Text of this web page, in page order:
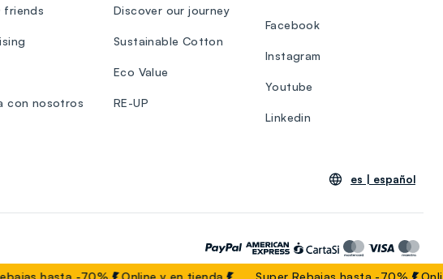
hasta -70% Online y en tienda Super Rebajas hasta -70%
friends
con nosotros
Discover our journey
Sustainable Cotton
Eco Value
RE-UP
Facebook
Instagram
Youtube
Linkedin
es | español